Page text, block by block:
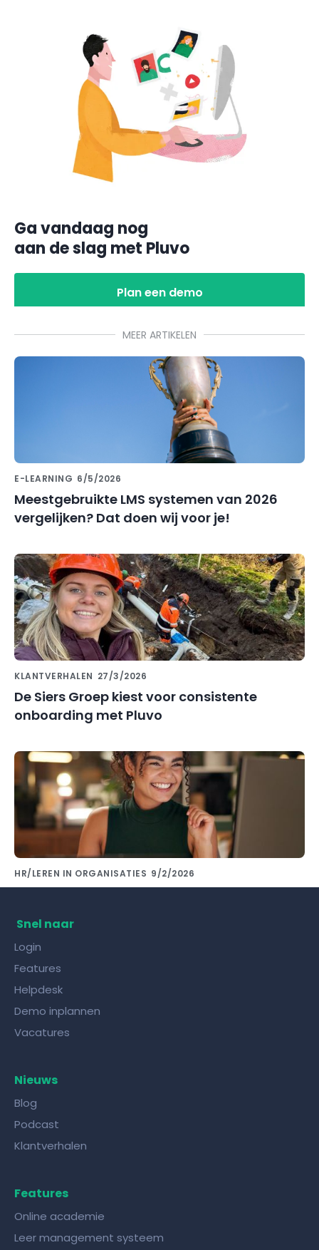
Ga vandaag nog
aan de slag met Pluvo
Plan een demo
MEER ARTIKELEN
E-LEARNING 6/5/2026
Meestgebruikte LMS systemen van 2026
vergelijken? Dat doen wij voor je!
KLANTVERHALEN 27/3/2026
De Siers Groep kiest voor consistente
onboarding met Pluvo
HR/LEREN IN ORGANISATIES 9/2/2026
Snel naar
Login
Features
Helpdesk
Demo inplannen
Vacatures
Nieuws
Blog
Podcast
Klantverhalen
Features
Online academie
Leer management systeem